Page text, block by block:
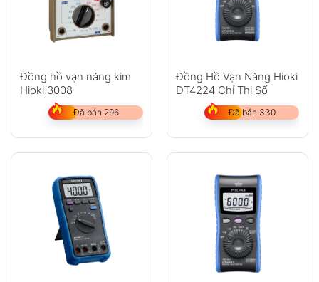
Đồng hồ vạn năng kim
Hioki 3008
Đã bán 296
Đồng Hồ Vạn Năng Hioki
DT4224 Chỉ Thị Số
Đã bán 330